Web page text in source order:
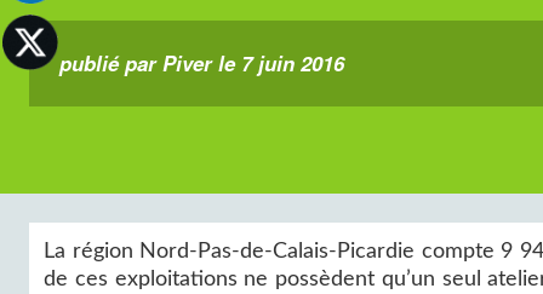
publié par Piver le 7 juin 2016
La région Nord-Pas-de-Calais-Picardie compte 9
de ces exploitations ne possèdent qu’un seul